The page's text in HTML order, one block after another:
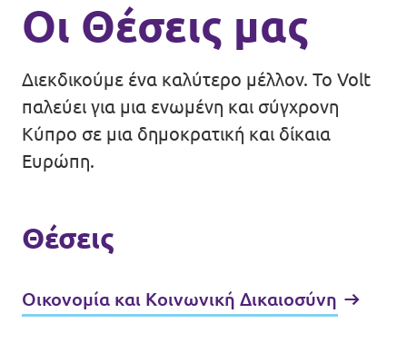
Οι Θέσεις μας
Διεκδικούμε ένα καλύτερο μέλλον. Το Volt
παλεύει για μια ενωμένη και σύγχρονη
Κύπρο σε μια δημοκρατική και δίκαια
Ευρώπη.
Θέσεις
Οικονομία και Κοινωνική Δικαιοσύνη